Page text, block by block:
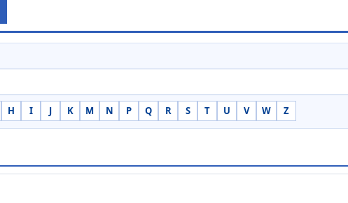
H I J K M N P Q R S T U V W Z